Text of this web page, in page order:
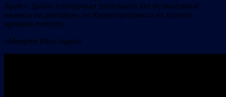
Again». Дилан планировал записывать все музыкальные
нюансы на диктофон, но Купер предложил не тратить
времени попусту.
«Memphis Blues Again»